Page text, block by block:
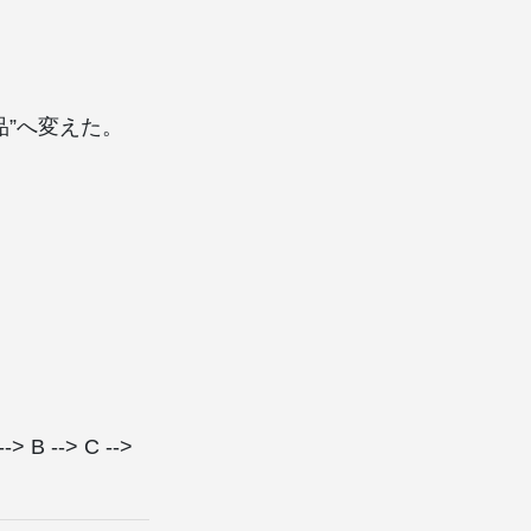
へ変えた。
> B --> C -->